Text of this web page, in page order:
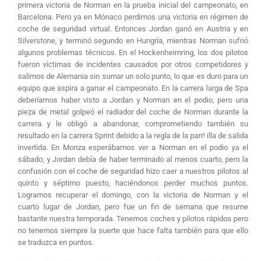
primera victoria de Norman en la prueba inicial del campeonato, en
Barcelona. Pero ya en Mónaco perdimos una victoria en régimen de
coche de seguridad virtual. Entonces Jordan ganó en Austria y en
Silverstone, y terminó segundo en Hungría, mientras Norman sufrió
algunos problemas técnicos. En el Hockenheimring, los dos pilotos
fueron víctimas de incidentes causados por otros competidores y
salimos de Alemania sin sumar un solo punto, lo que es duro para un
equipo que aspira a ganar el campeonato. En la carrera larga de Spa
deberíamos haber visto a Jordan y Norman en el podio, pero una
pieza de metal golpeó el radiador del coche de Norman durante la
carrera y le obligó a abandonar, comprometiendo también su
resultado en la carrera Sprint debido a la regla de la parr! illa de salida
invertida. En Monza esperábamos ver a Norman en el podio ya el
sábado, y Jordan debía de haber terminado al menos cuarto, pero la
confusión con el coche de seguridad hizo caer a nuestros pilotos al
quinto y séptimo puesto, haciéndonos perder muchos puntos.
Logramos recuperar el domingo, con la victoria de Norman y el
cuarto lugar de Jordan, pero fue un fin de semana que resume
bastante nuestra temporada. Tenemos coches y pilotos rápidos pero
no tenemos siempre la suerte que hace falta también para que ello
se traduzca en puntos.